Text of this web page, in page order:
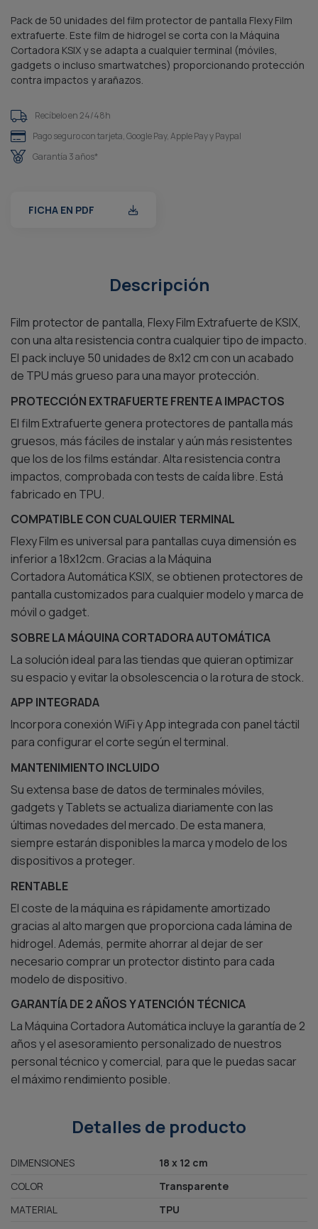
Cortadora KSIX y se adapta a cualquier terminal (móviles,
gadgets o incluso smartwatches) proporcionando protección
contra impactos y arañazos.
Recíbelo en 24/48h
Pago seguro con tarjeta, Google Pay, Apple Pay y Paypal
Garantía 3 años*
Film protector de pantalla, Flexy Film Extrafuerte de KSIX,
con una alta resistencia contra cualquier tipo de impacto.
El pack incluye 50 unidades de 8x12 cm con un acabado
de TPU más grueso para una mayor protección.
PROTECCIÓN EXTRAFUERTE FRENTE A IMPACTOS
El film Extrafuerte genera protectores de pantalla más
gruesos, más fáciles de instalar y aún más resistentes
que los de los films estándar. Alta resistencia contra
impactos, comprobada con tests de caída libre. Está
fabricado en TPU.
COMPATIBLE CON CUALQUIER TERMINAL
Flexy Film es universal para pantallas cuya dimensión es
inferior a 18x12cm. Gracias a la Máquina
Cortadora Automática KSIX, se obtienen protectores de
pantalla customizados para cualquier modelo y marca de
móvil o gadget.
SOBRE LA MÁQUINA CORTADORA AUTOMÁTICA
La solución ideal para las tiendas que quieran optimizar
su espacio y evitar la obsolescencia o la rotura de stock.
APP INTEGRADA
Incorpora conexión WiFi y App integrada con panel táctil
para configurar el corte según el terminal.
MANTENIMIENTO INCLUIDO
Su extensa base de datos de terminales móviles,
gadgets y Tablets se actualiza diariamente con las
últimas novedades del mercado. De esta manera,
siempre estarán disponibles la marca y modelo de los
dispositivos a proteger.
RENTABLE
El coste de la máquina es rápidamente amortizado
gracias al alto margen que proporciona cada lámina de
hidrogel. Además, permite ahorrar al dejar de ser
necesario comprar un protector distinto para cada
modelo de dispositivo.
GARANTÍA DE 2 AÑOS Y ATENCIÓN TÉCNICA
La Máquina Cortadora Automática incluye la garantía de 2
años y el asesoramiento personalizado de nuestros
personal técnico y comercial, para que le puedas sacar
el máximo rendimiento posible.
DIMENSIONES
18 x 12 cm
COLOR
Transparente
MATERIAL
TPU
DUREZA
1H